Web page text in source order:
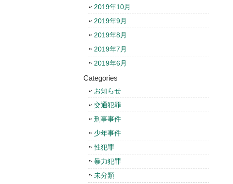
2019年10月
2019年9月
2019年8月
2019年7月
2019年6月
Categories
お知らせ
交通犯罪
刑事事件
少年事件
性犯罪
暴力犯罪
未分類